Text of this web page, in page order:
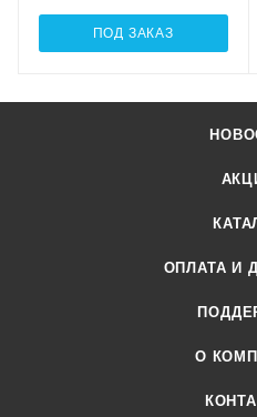
ПОД ЗАКАЗ
ОПЛАТА И
О